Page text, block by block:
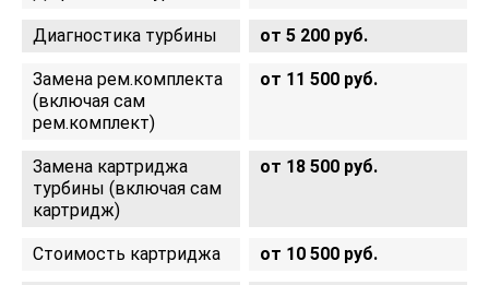
Диагностика турбины от 5 200 руб.
Замена рем.комплекта
(включая сам
рем.комплект)
от 11 500 руб.
Замена картриджа
турбины (включая сам
картридж)
от 18 500 руб.
Стоимость картриджа от 10 500 руб.